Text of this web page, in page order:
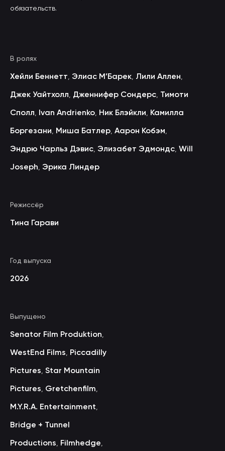
обязательств.
В ролях
Хейли Беннетт Элиас М’Барек Лили Аллен
Джек Уайтхолл Дженнифер Сондерс Тимоти
Сполл Ivan Andrienko Ник Блэйкли Камилла
Боргезани Миша Батлер Аарон Кобэм
Эндрю Чарльз Дэвис Элизабет Эдмондс Will
Joseph Эрика Линдер
Режиссёр
Тина Гарави
Год выпуска
2026
Выпущено
Senator Film Produktion
WestEnd Films Piccadilly
Pictures Star Mountain
Pictures Gretchenfilm
M.Y.R.A. Entertainment
Bridge + Tunnel
Productions Filmhedge